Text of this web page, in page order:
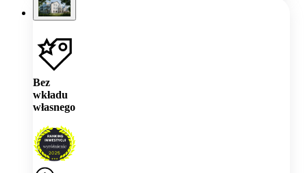
Bez
wkładu
własnego